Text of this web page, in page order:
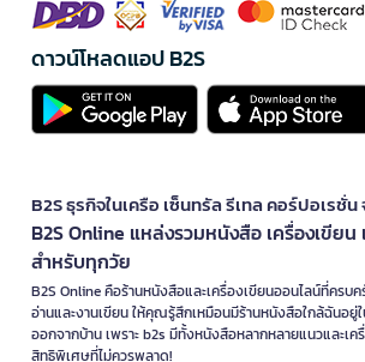
ดาวน์โหลดแอป B2S
B2S ธุรกิจในเครือ เซ็นทรัล รีเทล คอร์ปอเรชั่
B2S Online แหล่งรวมหนังสือ เครื่องเขียน
สำหรับทุกวัย
B2S Online คือร้านหนังสือและเครื่องเขียนออนไลน์ที่ครบ
อ่านและงานเขียน ให้คุณรู้สึกเหมือนมีร้านหนังสือใกล้ฉันอยู่
ออกจากบ้าน เพราะ b2s มีทั้งหนังสือหลากหลายแนวและ
สิทธิพิเศษที่ไม่ควรพลาด!